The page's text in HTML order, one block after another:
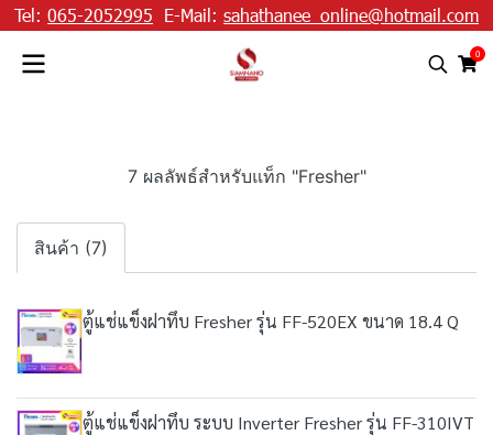
Tel: 065-2052995 E-Mail: sahathanee_online@hotmail.com
0
7 ผลลัพธ์สำหรับแท็ก "Fresher"
สินค้า (7)
ตู้แช่แข็งฝาทึบ Fresher รุ่น FF-520EX ขนาด 18.4 Q
ตู้แช่แข็งฝาทึบ ระบบ Inverter Fresher รุ่น FF-310IVT